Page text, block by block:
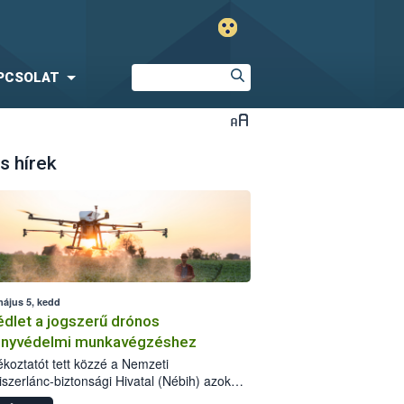
hírek
5, kedd
a jogszerű drónos
munkavégzéshez
tett közzé a Nemzeti
biztonsági Hivatal (Nébih) azok
akik drónnal szeretnének